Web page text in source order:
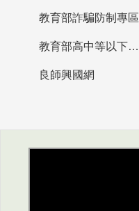
教育部詐騙防制專區
教育部高中等以下學校及幼兒園教師資格檢定考試
良師興國網